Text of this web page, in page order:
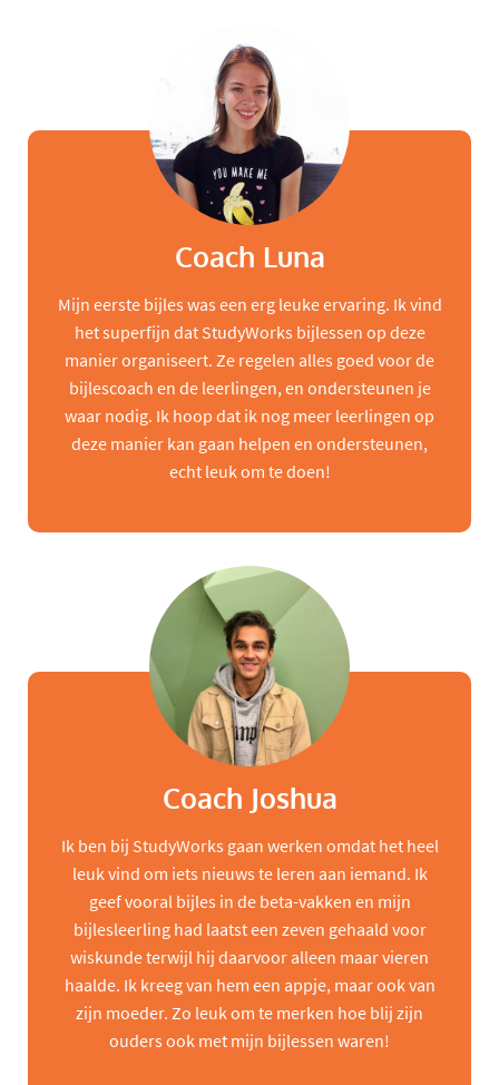
Coach Luna
Mijn eerste bijles was een erg leuke ervaring. Ik vind
het superfijn dat StudyWorks bijlessen op deze
manier organiseert. Ze regelen alles goed voor de
bijlescoach en de leerlingen, en ondersteunen je
waar nodig. Ik hoop dat ik nog meer leerlingen op
deze manier kan gaan helpen en ondersteunen,
echt leuk om te doen!
Coach Joshua
Ik ben bij StudyWorks gaan werken omdat het heel
leuk vind om iets nieuws te leren aan iemand. Ik
geef vooral bijles in de beta-vakken en mijn
bijlesleerling had laatst een zeven gehaald voor
wiskunde terwijl hij daarvoor alleen maar vieren
haalde. Ik kreeg van hem een appje, maar ook van
zijn moeder. Zo leuk om te merken hoe blij zijn
ouders ook met mijn bijlessen waren!